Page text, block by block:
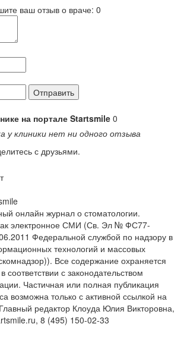
ваш отзыв о враче: 0
на портале Startsmile 0
у клиники нет ни одного отзыва
с друзьями.
онлайн журнал о стоматологии.
электронное СМИ (Св. Эл № ФС77-
Федеральной службой по надзору в
технологий и массовых
Все содержание охраняется
соответствии с законодательством
Частичная или полная публикация
возможна только с активной ссылкой на
редактор Клоуда Юлия Викторовна,
8 (495) 150-02-33